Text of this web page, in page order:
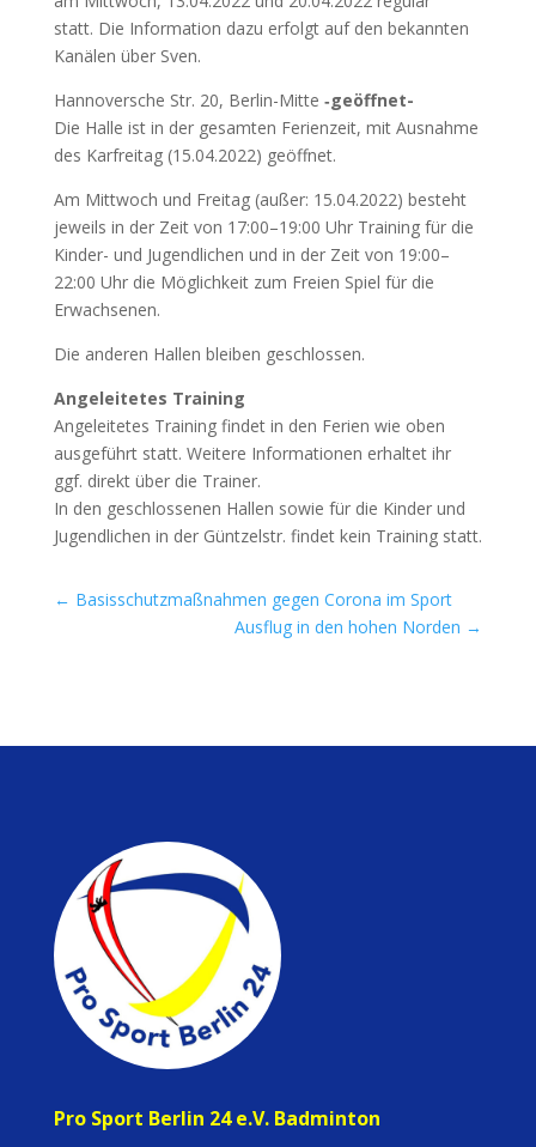
statt. Die Infor­ma­ti­on dazu erfolgt auf den bekann­ten
Kanä­len über Sven.
Han­no­ver­sche Str. 20, Ber­lin-Mit­te ‑geöff­net-
Die Hal­le ist in der gesam­ten Feri­en­zeit, mit Aus­nah­me
des Kar­frei­tag (15.04.2022) geöff­net.
Am Mitt­woch und Frei­tag (außer: 15.04.2022) besteht
jeweils in der Zeit von 17:00–19:00 Uhr Trai­ning für die
Kin­der- und Jugend­li­chen und in der Zeit von 19:00–
22:00 Uhr die Mög­lich­keit zum Frei­en Spiel für die
Erwach­se­nen.
Die ande­ren Hal­len blei­ben geschlos­sen.
Ange­lei­te­tes Trai­ning
Ange­lei­te­tes Trai­ning fin­det in den Feri­en wie oben
aus­ge­führt statt. Wei­te­re Infor­ma­tio­nen erhal­tet ihr
ggf. direkt über die Trai­ner.
In den geschlos­se­nen Hal­len sowie für die Kin­der und
Jugend­li­chen in der Günt­zel­str. fin­det kein Trai­ning statt.
← Basisschutzmaßnahmen gegen Corona im Sport
Ausflug in den hohen Norden →
Pro Sport Berlin 24 e.V. Badminton